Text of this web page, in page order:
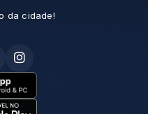
da cidade!